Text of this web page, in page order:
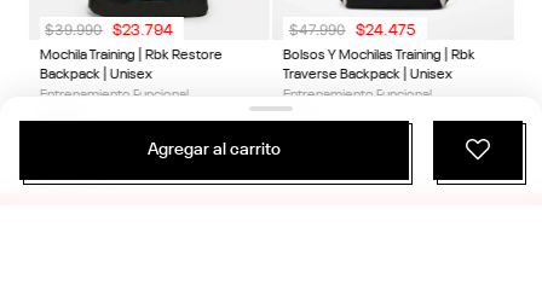
Agregar al carrito